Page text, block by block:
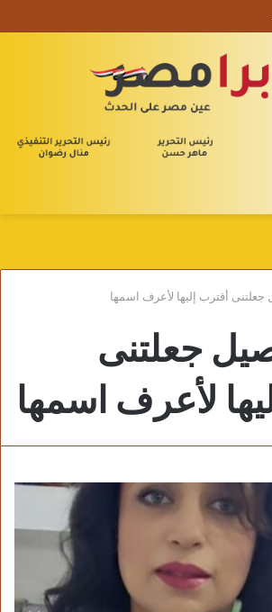
الإدارية (1) من يلا إدارة
جعلتنى أقترب إليها لأعرف اسمها
جعلتنى
لأعرف اسمها